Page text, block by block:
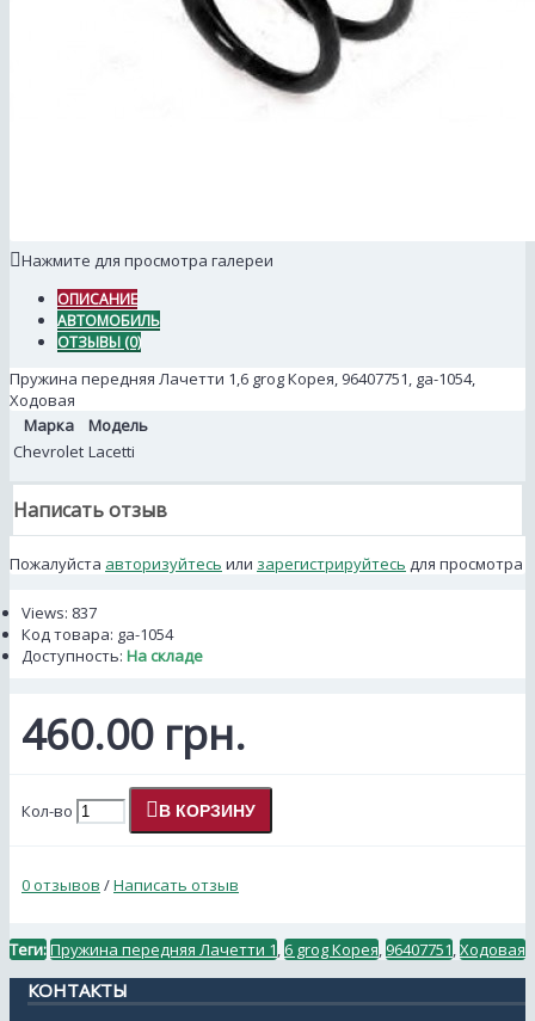
Нажмите для просмотра галереи
ОПИСАНИЕ
АВТОМОБИЛЬ
ОТЗЫВЫ (0)
Пружина передняя Лачетти 1,6 grog Корея, 96407751, ga-1054,
Ходовая
Марка
Модель
Chevrolet Lacetti
Написать отзыв
Пожалуйста авторизуйтесь или зарегистрируйтесь для просмотра
Views: 837
Код товара: ga-1054
Доступность: На складе
460.00 грн.
Кол-во В КОРЗИНУ
0 отзывов /Написать отзыв
Теги:Пружина передняя Лачетти 1 6 grog Корея 96407751 Ходовая
КОНТАКТЫ